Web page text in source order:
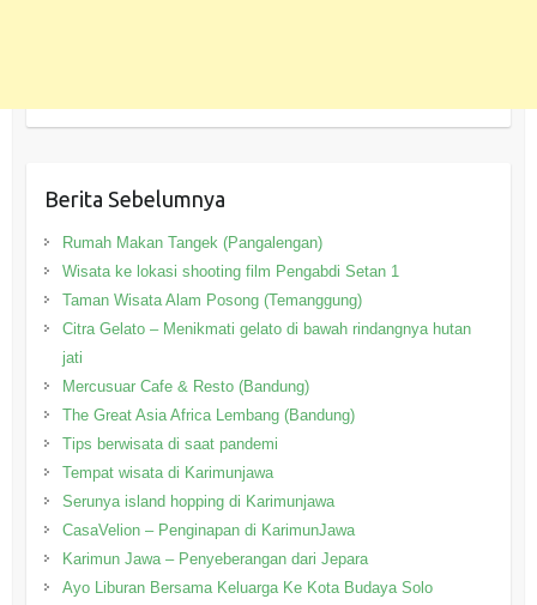
Berita Sebelumnya
Rumah Makan Tangek (Pangalengan)
Wisata ke lokasi shooting film Pengabdi Setan 1
Taman Wisata Alam Posong (Temanggung)
Citra Gelato – Menikmati gelato di bawah rindangnya hutan
jati
Mercusuar Cafe & Resto (Bandung)
The Great Asia Africa Lembang (Bandung)
Tips berwisata di saat pandemi
Tempat wisata di Karimunjawa
Serunya island hopping di Karimunjawa
CasaVelion – Penginapan di KarimunJawa
Karimun Jawa – Penyeberangan dari Jepara
Ayo Liburan Bersama Keluarga Ke Kota Budaya Solo